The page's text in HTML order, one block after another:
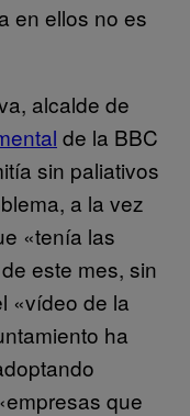
en ellos no es
alcalde de
de la BBC
sin paliativos
a la vez
«tenía las
este mes, sin
«vídeo de la
ha
que